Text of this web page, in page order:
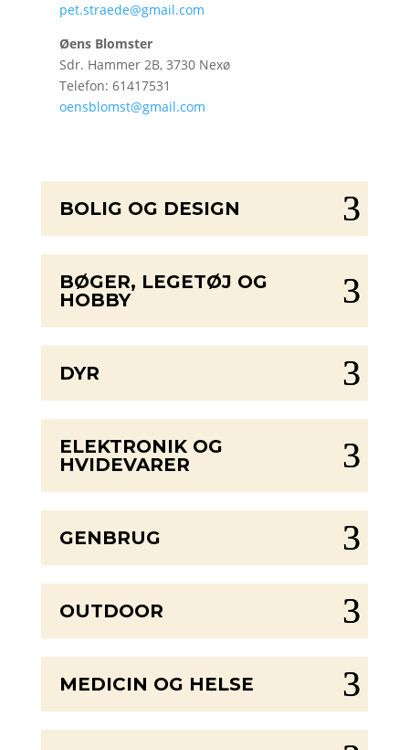
pet.straede@gmail.com
Øens Blomster
Sdr. Hammer 2B, 3730 Nexø
Telefon: 61417531
oensblomst@gmail.com
BOLIG OG DESIGN
BØGER, LEGETØJ OG
HOBBY
DYR
ELEKTRONIK OG
HVIDEVARER
GENBRUG
OUTDOOR
MEDICIN OG HELSE